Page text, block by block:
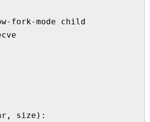
fork-mode child
size):